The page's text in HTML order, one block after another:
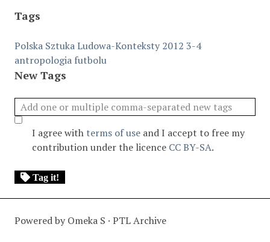
Tags
Polska Sztuka Ludowa-Konteksty 2012 3-4
antropologia futbolu
New Tags
I agree with terms of use and I accept to free my
contribution under the licence CC BY-SA.
Tag it!
Powered by Omeka S · PTL Archive